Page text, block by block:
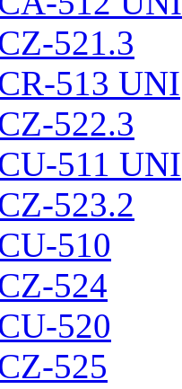
521.3
513 UNI
522.3
511 UNI
523.2
510
524
520
525